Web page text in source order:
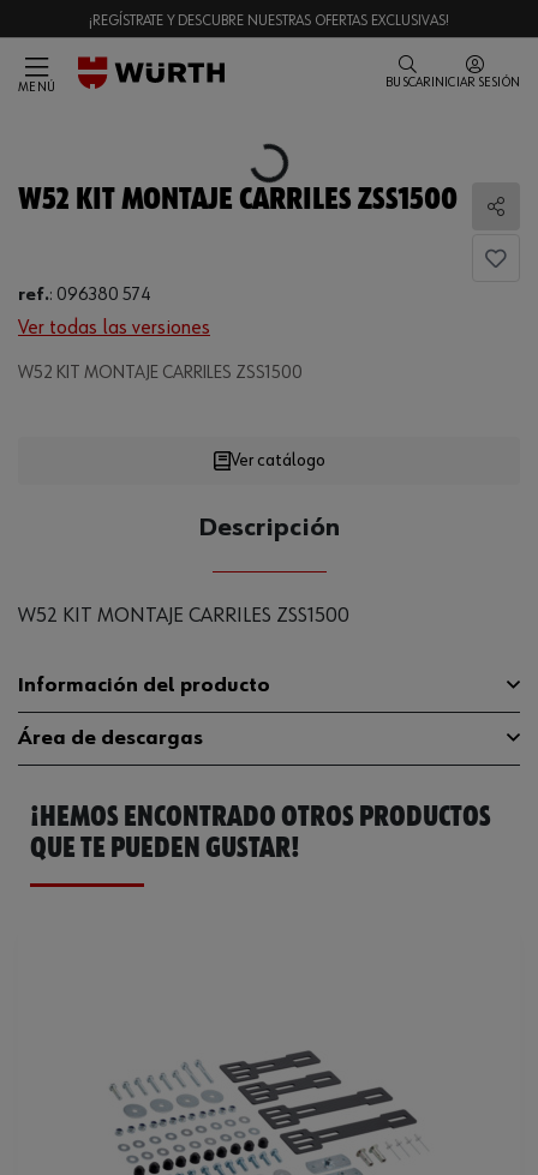
¡REGÍSTRATE Y DESCUBRE NUESTRAS OFERTAS EXCLUSIVAS!
MENÚ BUSCAR INICIAR SESIÓN
Loading...
W52 KIT MONTAJE CARRILES ZSS1500
ref.: 096380 574
Ver todas las versiones
W52 KIT MONTAJE CARRILES ZSS1500
Loading...
Ver catálogo
Descripción
W52 KIT MONTAJE CARRILES ZSS1500
Información del producto
Código del sistema armonizado 73181569980
Peso del producto (por artículo) 0.100 kg
Área de descargas
Catálogo General 096380574
¡HEMOS ENCONTRADO OTROS PRODUCTOS
QUE TE PUEDEN GUSTAR!